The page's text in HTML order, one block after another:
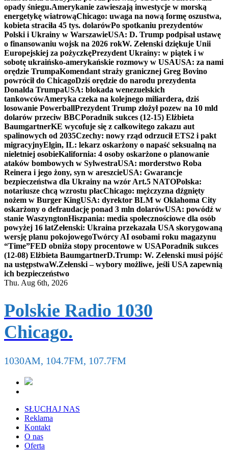
opady śniegu.Amerykanie zawieszają inwestycje w morską
energetykę wiatrowąChicago: uwaga na nową formę oszustwa,
kobieta straciła 45 tys. dolarówPo spotkaniu prezydentów
Polski i Ukrainy w WarszawieUSA: D. Trump podpisał ustawę
o finansowaniu wojsk na 2026 rokW. Zełenski dziękuje Unii
Europejskiej za pożyczkęPrezydent Ukrainy: w piątek i w
sobotę ukraińsko-amerykańskie rozmowy w USAUSA: za nami
orędzie TrumpaKomendant straży granicznej Greg Bovino
powrócił do ChicagoDziś orędzie do narodu prezydenta
Donalda TrumpaUSA: blokada wenezuelskich
tankowcówAmeryka czeka na kolejnego miliardera, dziś
losowanie PowerballPrezydent Trump złożył pozew na 10 mld
dolarów przeciw BBCPoradnik sukces (12-15) Elżbieta
BaumgartnerKE wycofuje się z całkowitego zakazu aut
spalinowych od 2035Czechy: nowy rząd odrzucił ETS2 i pakt
migracyjnyElgin, IL: lekarz oskarżony o napaść seksualną na
nieletniej osobieKalifornia: 4 osoby oskarżone o planowanie
ataków bombowych w SylwestraUSA: morderstwo Roba
Reinera i jego żony, syn w areszcieUSA: Gwarancje
bezpieczeństwa dla Ukrainy na wzór Art.5 NATOPolska:
notariusze chcą wzrostu płacChicago: mężczyzna dźgnięty
nożem w Burger KingUSA: dyrektor BLM w Oklahoma City
oskarżony o defraudację ponad 3 mln dolarówUSA: powódź w
stanie WaszyngtonHiszpania: media społecznościowe dla osób
powyżej 16 latZełenski: Ukraina przekazała USA skorygowaną
wersję planu pokojowegoTwórcy AI osobami roku magazynu
“Time”FED obniża stopy procentowe w USAPoradnik sukces
(12-08) Elżbieta BaumgartnerD.Trump: W. Zełenski musi pójść
na ustępstwaW.Zełenski – wybory możliwe, jeśli USA zapewnią
ich bezpieczeństwo
Thu. Aug 6th, 2026
Polskie Radio 1030
Chicago.
1030AM, 104.7FM, 107.7FM
SŁUCHAJ NAS
Reklama
Kontakt
O nas
Oferta